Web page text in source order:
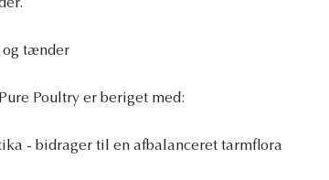
og tænder
Poultry er beriget med:
- bidrager til en afbalanceret tarmflora